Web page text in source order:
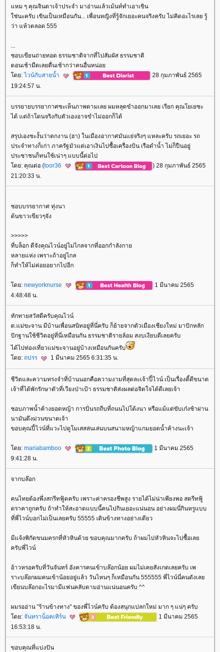
หม ๆ คุณจินดาเจ้าประจำ มาอ่านแล้วเม้นท์ทำเอาเขิน
ช่นะครับ เขินเป็นเหมือนกัน... เพื่อนหญิงที่รู้จักเยอะคนจริงครับ ไม่คิดอะไรเลย รู้
ว่า แห้วตลอด 555
...
ชอบเขียนถ่ายทอด ธรรมชาติจากที่ไปสัมผัส ธรรมชาติ
ตอนเช้ามืดเลยตื่นเช้ากว่าคนอื่นหน่อ
ดย: ไวน์กับสายน้ำ
28 กุมภาพันธ์ 2565
19:24:57 น.
บรรยายบรรยากาศซะเห็นภาพตามเลย ผมหลุดขำออกมาเลย เรียก คุณโยเยซะ
ได้ แต่ถ้าโดนจริงกับตัวเองอาจขำไม่ออกก็ได้
สรุปเองซะงั้นว่าตกงาน (ฮา) ในเมืองอากาศมันแย่จริงๆ แหละครับ รถเยอะ รถ
ประจำทางก็เก่า ภาครัฐมัวแต่เอาเงินไปซื้อเครื่องบิน เรือดำน้ำ ไม่ก็ปืนอยู่
ประชาชนก็ทนใช้เน่าๆ แบบนี้ต่อไป
ดย: คุณต่อ (toor36
) 28 กุมภาพันธ์ 2565
21:20:33 น.
ชอบบรรยากาศ ทุ่งนา
ต้นขาวเขียวๆจัง
>>>>>
ที่บล็อก ดีจังคุณไวน์อยู่ไม่ไกลจากที่ออกกำลังกา
หลายแห่ง เพราะถ้าอยู่ไกล
ก็ทำให้ไม่ค่อยอยากไปอีก
ดย: newyorknurse
1 มีนาคม 2565
4:48:48 น.
ทักทายสวัสดีครับคุณไวน์
ต.แม่ขะจาน มีบ้านเพื่อนสนิทอยู่ที่นี่ครับ ก็ย้ายจากตัวเมืองเชียงใหม่ มาปักหลัก
ปักฐานใช้ชีวิตอยู่ที่นี่เหมือนกัน ธรรมชาติรายล้อม สงบเงียบดีเลยครับ
ได้ไปท่องเที่ยวแม่ขะจานอยู่บ้างเหมือนกันครับ
ดย: ถปรร 1 มีนาคม 2565 6:31:35 น.
ชีวิตและความทรงจำที่บ้านนอกคือความงามที่สุดละเจ้าปี้ไวน์ เป็นเรื่องตี้ดีขนาด
เจ้าที่ได้พักรักษาตัวที่เวียงป่าเป้า ธรรมชาติส่งผลต่อจิตใจได้ดีเลยเจ้า
ชอบภาพน้ำค้างยอดหญ้า การปั่นรถถีบที่ถนนไปโต้งนา หรือแม้แต่ขับเก๋งช้าผ่าน
นามันตึงม่วนขนาดเจ้า
ขอบคุณปี้ไวน์ที่แวะไปดูโมเสสล่นเล่นบนสนามหญ้าแกมยอดน้ำค้างนะเจ้า
ดย: mariabamboo
1 มีนาคม 2565
9:41:28 น.
จากบล๊อก
คนไทยต้องพึ่งสกรีทฟู้ดครับ เพราะค่าครองชีพสูง รายได้ไม่น่าเพียงพอ สตรีทฟู้
ดราคาถูกครับ ถ้าทำให้สะอาดแบบนี้คนไปกินเยอะแน่นอน อย่างผมนี่กินหรูแบบ
ที่พี่ไวน์บอกไม่เป็นเลยครับ 55555 เดินข้างทางอย่างเดียว
มีแจ้งพิกัดขนมครกที่หัวหินด้วย ขอบคุณมากครับ ถ้าผมไปหัวหินจะไปซื้อเล
ครับพี่ไวน์
อ้าวหรอครับที่วันจันทร์ อังคารคนเข้าบล๊อกน้อย ผมไม่เคยสังเกตเลยครับ เพ
ราะบล๊อกผมคนเข้าน้อยอยู่แล้ว วันไหนๆ ก็เหมือนกัน 555555 พี่ไวน์นี่คนดังเล
เขียนบล๊อกอะไรมามีแฟนคลับตามอ่านแน่นอนครับ ^^
ผมรออ่าน "ร้านข้างทาง" ของพี่ไวน์ครับ ต้องสนุกแปลกใหม่ มาก ๆ แน่ๆ ครับ
ดย: จันทราน็อคเทิร์น
1 มีนาคม 2565
16:53:18 น.
ขอบคุณที่แบ่งปัน